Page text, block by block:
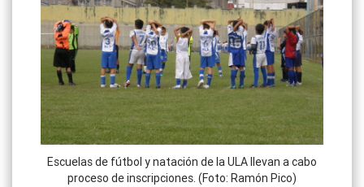
Escuelas de fútbol y natación de la ULA llevan a cabo
proceso de inscripciones. (Foto: Ramón Pico)